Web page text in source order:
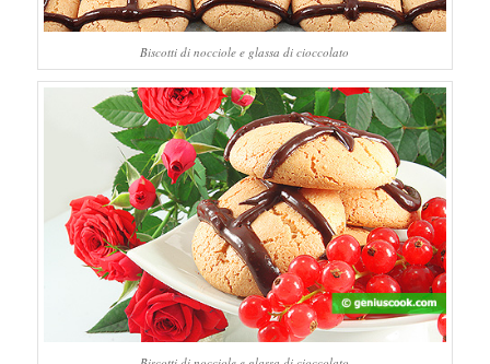
Biscotti di nocciole e glassa di cioccolato